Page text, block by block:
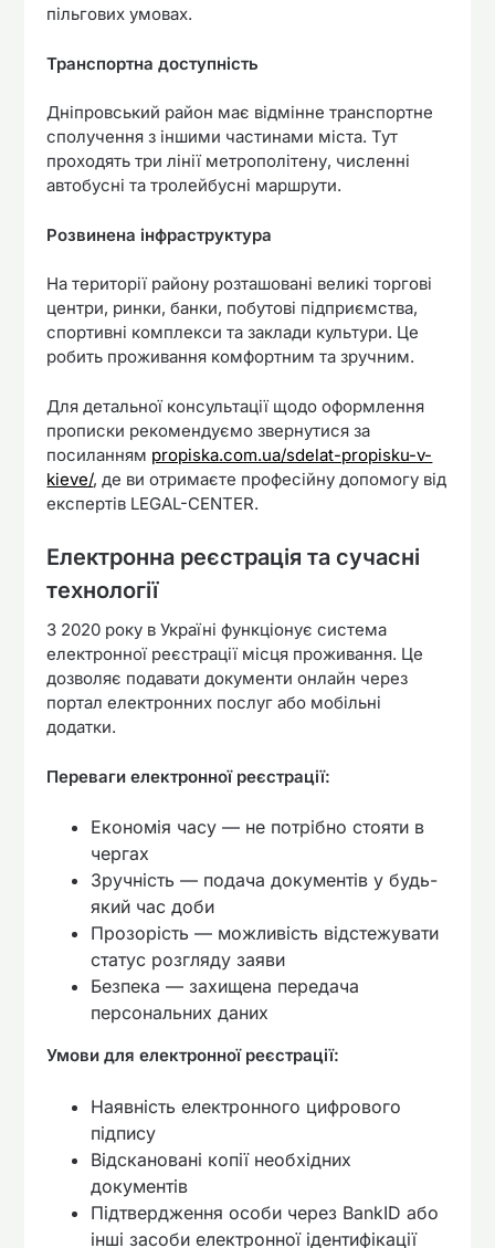
пільгових умовах.
Транспортна доступність
Дніпровський район має відмінне транспортне
сполучення з іншими частинами міста. Тут
проходять три лінії метрополітену, численні
автобусні та тролейбусні маршрути.
Розвинена інфраструктура
На території району розташовані великі торгові
центри, ринки, банки, побутові підприємства,
спортивні комплекси та заклади культури. Це
робить проживання комфортним та зручним.
Для детальної консультації щодо оформлення
прописки рекомендуємо звернутися за
посиланням propiska.com.ua/sdelat-propisku-v-
kieve/, де ви отримаєте професійну допомогу від
експертів LEGAL-CENTER.
Електронна реєстрація та сучасні
технології
З 2020 року в Україні функціонує система
електронної реєстрації місця проживання. Це
дозволяє подавати документи онлайн через
портал електронних послуг або мобільні
додатки.
Переваги електронної реєстрації:
Економія часу — не потрібно стояти в
чергах
Зручність — подача документів у будь-
який час доби
Прозорість — можливість відстежувати
статус розгляду заяви
Безпека — захищена передача
персональних даних
Умови для електронної реєстрації:
Наявність електронного цифрового
підпису
Відскановані копії необхідних
документів
Підтвердження особи через BankID або
інші засоби електронної ідентифікації